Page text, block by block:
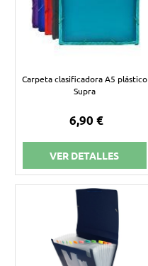
Carpeta clasificadora A5 plástico
Supra
6,90 €
VER DETALLES